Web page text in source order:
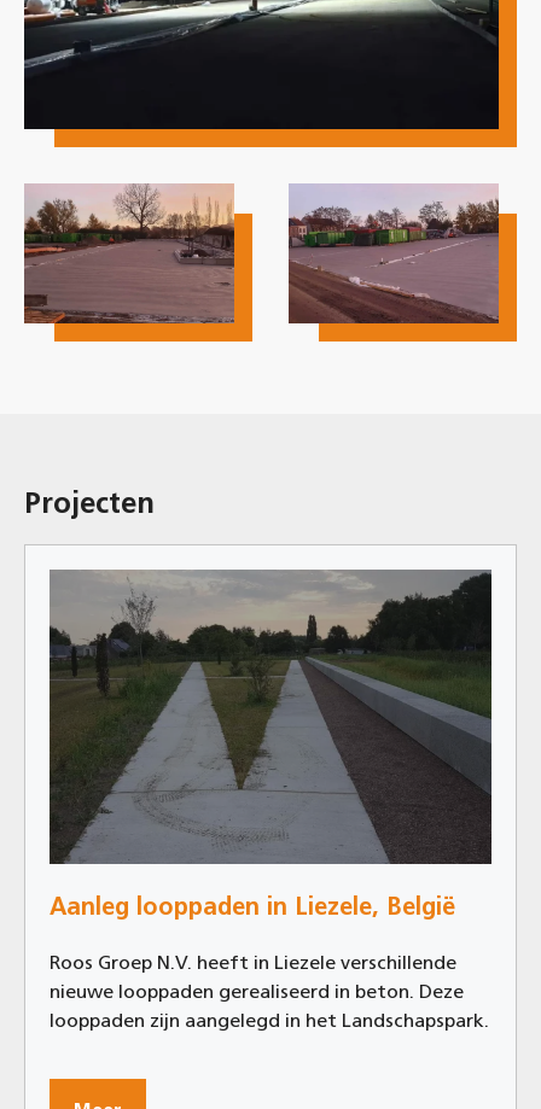
Projecten
Aanleg looppaden in Liezele, België
Roos Groep N.V. heeft in Liezele verschillende
nieuwe looppaden gerealiseerd in beton. Deze
looppaden zijn aangelegd in het Landschapspark.